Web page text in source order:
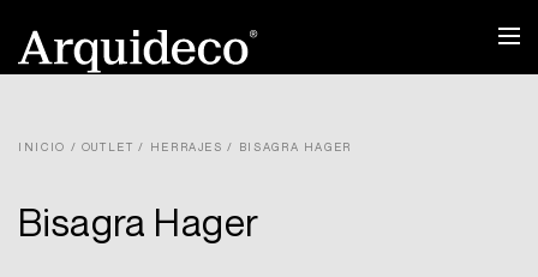
contenido
INICIO / OUTLET / HERRAJES / BISAGRA HAGER
Bisagra Hager